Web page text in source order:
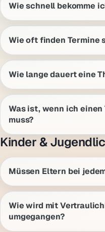
Wie schnell bekomme
Wie oft finden Termine
Wie lange dauert eine
Was ist, wenn ich einen
muss?
Kinder &
Müssen Eltern bei
Wie wird mit
umgegangen?